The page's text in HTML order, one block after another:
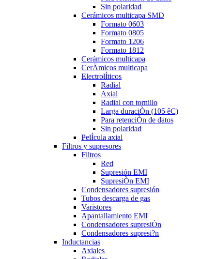
Sin polaridad
Cerámicos multicapa SMD
Formato 0603
Formato 0805
Formato 1206
Formato 1812
Cerámicos multicapa
CerÄmicos multicapa
ElectrolÍticos
Radial
Axial
Radial con tornillo
Larga duraciÒn (105 êC)
Para retenciÒn de datos
Sin polaridad
PelÍcula axial
Filtros y supresores
Filtros
Red
Supresión EMI
SupresiÒn EMI
Condensadores supresión
Tubos descarga de gas
Varistores
Apantallamiento EMI
Condensadores supresiÒn
Condensadores supresi?n
Inductancias
Axiales